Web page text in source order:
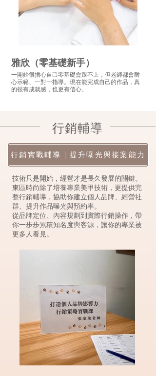
雅欣（零基礎新手）
一開始很擔心自己零基礎會跟不上，但老師都會耐
心示範、一對一指導。現在能完成自己的作品，真
的很有成就感，也更有信心。
​行銷輔導
行銷實戰輔導｜提升曝光與接案能力
技術只是開始，經營才是長久發展的關鍵。
東區時尚除了培養專業美甲技術，更提供完
整行銷輔導，協助你建立個人品牌、經營社
群、提升作品曝光與預約率。
從品牌定位、內容規劃到實際行銷操作，帶
你一步步累積知名度與客源，讓你的專業被
更多人看見。